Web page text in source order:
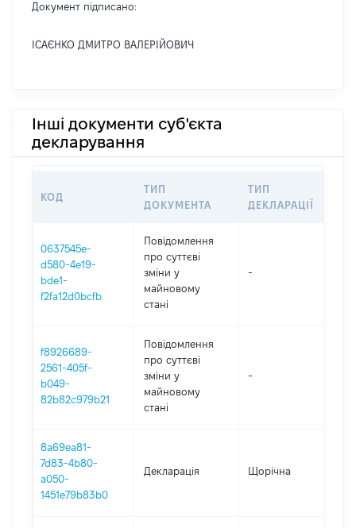
Документ підписано:
ІСАЄНКО ДМИТРО ВАЛЕРІЙОВИЧ
Інші документи суб'єкта
декларування
КОД
ТИП
ДОКУМЕНТА
ТИП
ДЕКЛАРАЦІЇ
0637545e-
d580-4e19-
bde1-
f2fa12d0bcfb
Повідомлення
про суттєві
зміни y
майновому
стані
-
f8926689-
2561-405f-
b049-
82b82c979b21
Повідомлення
про суттєві
зміни y
майновому
стані
-
8a69ea81-
7d83-4b80-
a050-
1451e79b83b0
Декларація Щорічна